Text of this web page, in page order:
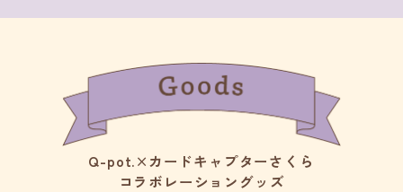
Q-pot.×カードキャプターさくら
コラボレーショングッズ